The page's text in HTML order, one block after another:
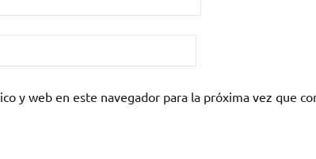
y web en este navegador para la próxima vez que